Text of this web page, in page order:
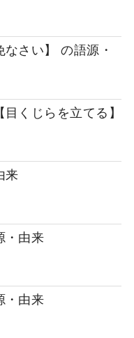
さい】 の語源・
くじらを立てる】
来
・由来
・由来